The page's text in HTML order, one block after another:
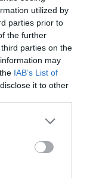
utilized by
parties prior to
the further
parties on the
may
IAB’s List of
it to other
more.
have never
offert?